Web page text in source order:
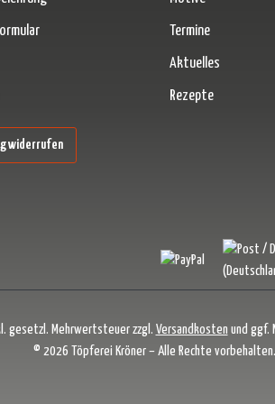
(externer Link)
widerrufen
Termine
Aktuelles
Rezepte
gesetzl. Mehrwertsteuer zzgl. Versandkosten und ggf.
© 2026 Töpferei Kröner – Alle Rechte